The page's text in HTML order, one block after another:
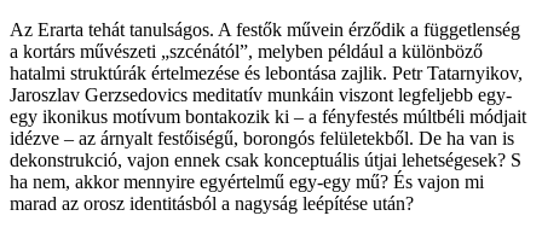
Az Erarta tehát tanulságos. A festők művein érződik a függetlenség
a kortárs művészeti „szcénától”, melyben például a különböző
hatalmi struktúrák értelmezése és lebontása zajlik. Petr Tatarnyikov,
Jaroszlav Gerzsedovics meditatív munkáin viszont legfeljebb egy-
egy ikonikus motívum bontakozik ki – a fényfestés múltbéli módjait
idézve – az árnyalt festőiségű, borongós felületekből. De ha van is
dekonstrukció, vajon ennek csak konceptuális útjai lehetségesek? S
ha nem, akkor mennyire egyértelmű egy-egy mű? És vajon mi
marad az orosz identitásból a nagyság leépítése után?